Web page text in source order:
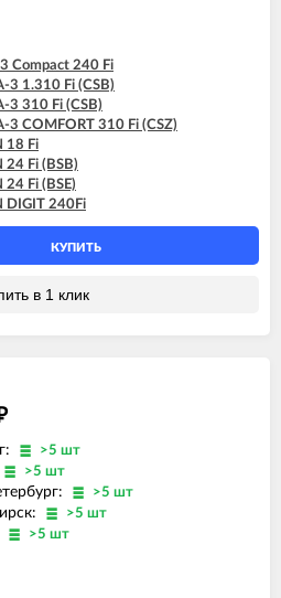
Fi (BSE)
240Fi
240 F (белая панель)
Compact 240 Fi
3 1.310 Fi (CSB)
3 310 Fi (CSB)
3 COMFORT 310 Fi (CSZ)
18 Fi
24 Fi (BSB)
Fi (BSE)
DIGIT 240Fi
КУПИТЬ
в 1 клик
>5 шт
>5 шт
>5 шт
>5 шт
>5 шт